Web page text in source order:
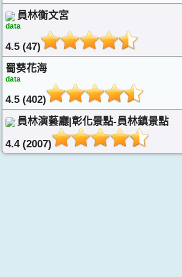
員林衡文宮
data
4.5 (47)
蜀葵花海
data
4.5 (402)
員林演藝廳|彰化景點-員林鎮景點
4.4 (2007)